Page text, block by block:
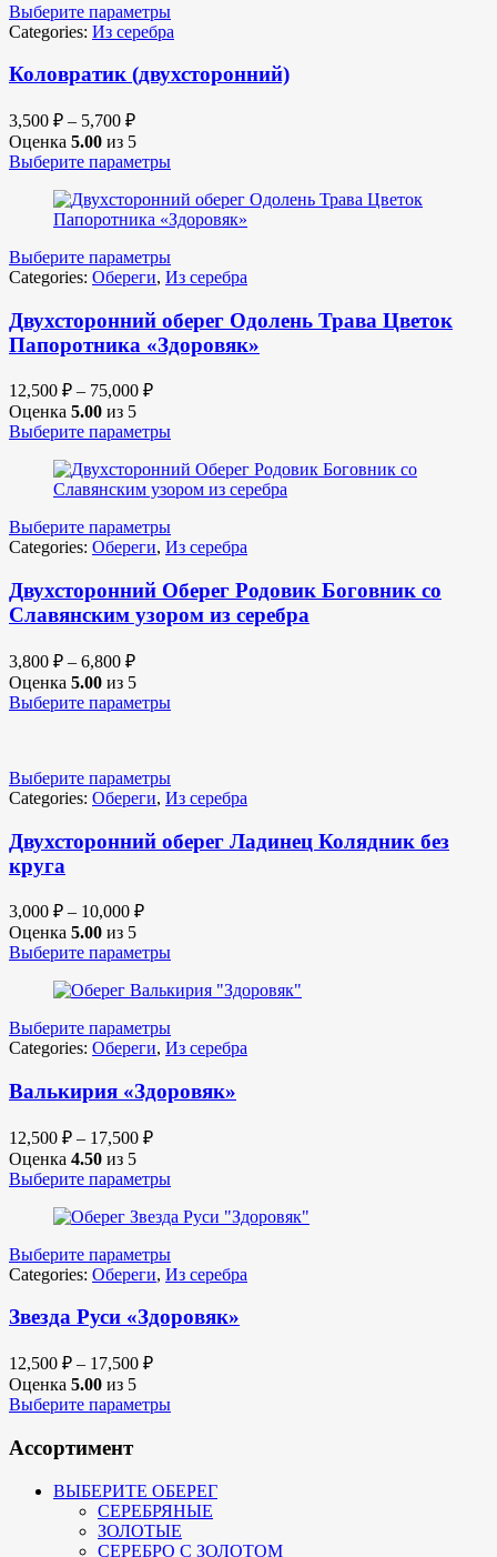
Выберите параметры
Categories: Из серебра
Коловратик (двухсторонний)
3,500 ₽ – 5,700 ₽
Оценка 5.00 из 5
Выберите параметры
Выберите параметры
Categories: Обереги, Из серебра
Двухсторонний оберег Одолень Трава Цветок
Папоротника «Здоровяк»
12,500 ₽ – 75,000 ₽
Оценка 5.00 из 5
Выберите параметры
Выберите параметры
Categories: Обереги, Из серебра
Двухсторонний Оберег Родовик Боговник со
Славянским узором из серебра
3,800 ₽ – 6,800 ₽
Оценка 5.00 из 5
Выберите параметры
Выберите параметры
Categories: Обереги, Из серебра
Двухсторонний оберег Ладинец Колядник без
круга
3,000 ₽ – 10,000 ₽
Оценка 5.00 из 5
Выберите параметры
Выберите параметры
Categories: Обереги, Из серебра
Валькирия «Здоровяк»
12,500 ₽ – 17,500 ₽
Оценка 4.50 из 5
Выберите параметры
Выберите параметры
Categories: Обереги, Из серебра
Звезда Руси «Здоровяк»
12,500 ₽ – 17,500 ₽
Оценка 5.00 из 5
Выберите параметры
Ассортимент
ВЫБЕРИТЕ ОБЕРЕГ
СЕРЕБРЯНЫЕ
ЗОЛОТЫЕ
СЕРЕБРО С ЗОЛОТОМ